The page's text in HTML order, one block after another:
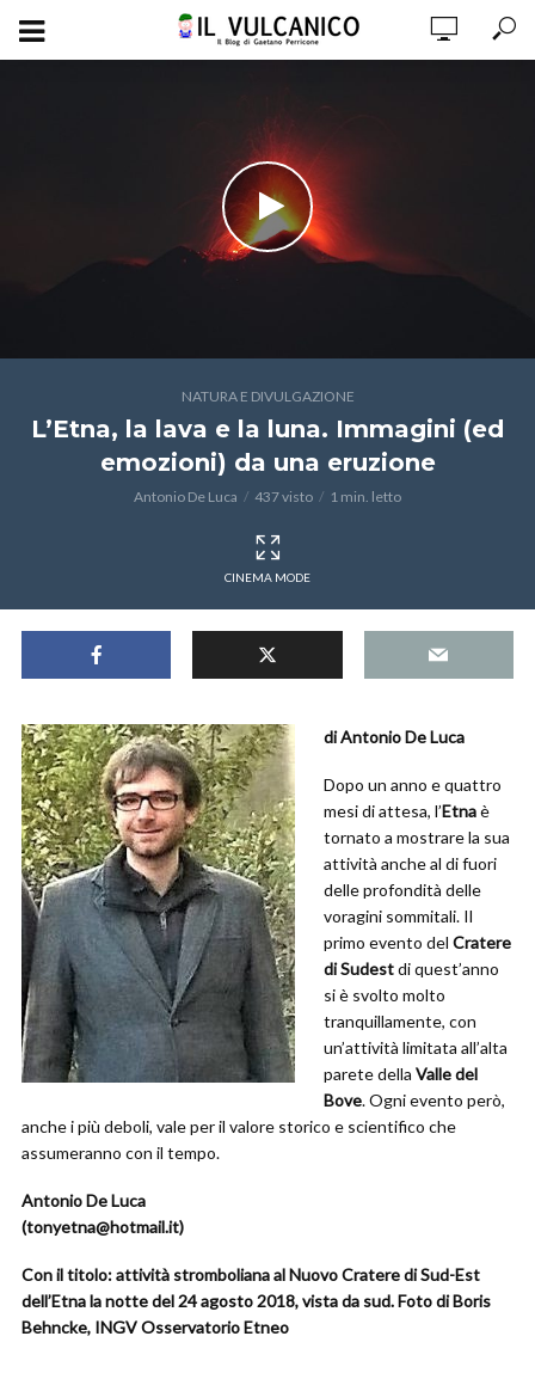
NATURA E DIVULGAZIONE
L’Etna, la lava e la luna. Immagini (ed
emozioni) da una eruzione
Antonio De Luca 437 visto 1 min. letto
CINEMA MODE
di Antonio De Luca
Dopo un anno e quattro
mesi di attesa, l’Etnaè
tornato a mostrare la sua
attività anche al di fuori
delle profondità delle
voragini sommitali. Il
primo evento del Cratere
di Sudestdi quest’anno
si è svolto molto
tranquillamente, con
un’attività limitata all’alta
parete della Valle del
Bove. Ogni evento però,
anche i più deboli, vale per il valore storico e scientifico che
assumeranno con il tempo.
Antonio De Luca
(tonyetna@hotmail.it)
Con il titolo: attività stromboliana al Nuovo Cratere di Sud-Est
dell’Etna la notte del 24 agosto 2018, vista da sud. Foto di Boris
Behncke, INGV Osservatorio Etneo